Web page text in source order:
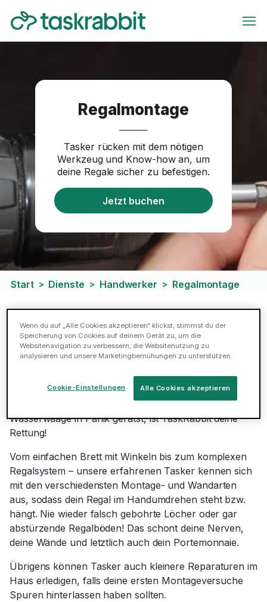
Regalmontage
Tasker rücken mit dem nötigen
Werkzeug und Know-how an, um
deine Regale sicher zu befestigen.
Jetzt buchen
Start > Dienste > Handwerker > Regalmontage
Regale aufbauen lassen
So ein Regal ist schon praktisch. Es bietet Platz, schafft
Ordnung und sieht bestenfalls auch noch schick aus.
Wäre da nur nicht die lästige Montage… Wenn du allein
beim Gedanken an Schrauben, Bohrer und
Wasserwaage in Panik gerätst, ist TaskRabbit deine
Rettung!
Vom einfachen Brett mit Winkeln bis zum komplexen
Regalsystem – unsere erfahrenen Tasker kennen sich
mit den verschiedensten Montage- und Wandarten
aus, sodass dein Regal im Handumdrehen steht bzw.
hängt. Nie wieder falsch gebohrte Löcher oder gar
abstürzende Regalböden! Das schont deine Nerven,
deine Wände und letztlich auch dein Portemonnaie.
Übrigens können Tasker auch kleinere Reparaturen im
Haus erledigen, falls deine ersten Montageversuche
Spuren hinterlassen haben sollten.
Wenn du auf „Alle Cookies akzeptieren“ klickst, stimmst du der
Speicherung von Cookies auf deinem Gerät zu, um die
Websitenavigation zu verbessern, die Websitenutzung zu
analysieren und unsere Marketingbemühungen zu unterstützen.
Alle Cookies akzeptieren
Cookie-Einstellungen